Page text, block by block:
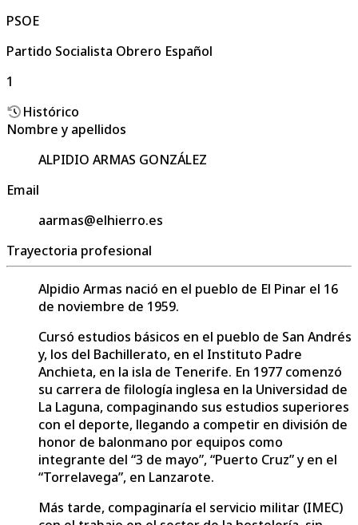
PSOE
Partido Socialista Obrero Español
1
Histórico
Nombre y apellidos
ALPIDIO ARMAS GONZÁLEZ
Email
aarmas@elhierro.es
Trayectoria profesional
Alpidio Armas nació en el pueblo de El Pinar el 16
de noviembre de 1959.
Cursó estudios básicos en el pueblo de San Andrés
y, los del Bachillerato, en el Instituto Padre
Anchieta, en la isla de Tenerife. En 1977 comenzó
su carrera de filología inglesa en la Universidad de
La Laguna, compaginando sus estudios superiores
con el deporte, llegando a competir en división de
honor de balonmano por equipos como
integrante del “3 de mayo”, “Puerto Cruz” y en el
“Torrelavega”, en Lanzarote.
Más tarde, compaginaría el servicio militar (IMEC)